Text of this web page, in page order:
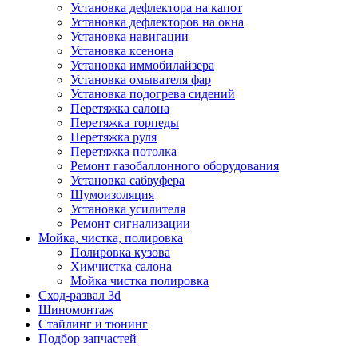
Установка дефлектора на капот
Установка дефлекторов на окна
Установка навигации
Установка ксенона
Установка иммобилайзера
Установка омывателя фар
Установка подогрева сидений
Перетяжка салона
Перетяжка торпеды
Перетяжка руля
Перетяжка потолка
Ремонт газобаллонного оборудования
Установка сабвуфера
Шумоизоляция
Установка усилителя
Ремонт сигнализации
Мойка, чистка, полировка
Полировка кузова
Химчистка салона
Мойка чистка полировка
Сход-развал 3d
Шиномонтаж
Стайлинг и тюнинг
Подбор запчастей